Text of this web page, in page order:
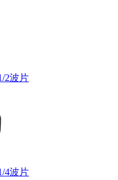
2波片
4波片